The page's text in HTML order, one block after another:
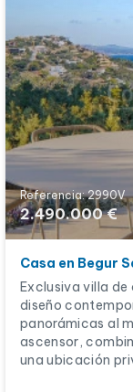
Referencia: 2990V
2.490.000 €
Casa en Begur
Exclusiva villa de
diseño
panorámicas al
ascensor,
una ubicación